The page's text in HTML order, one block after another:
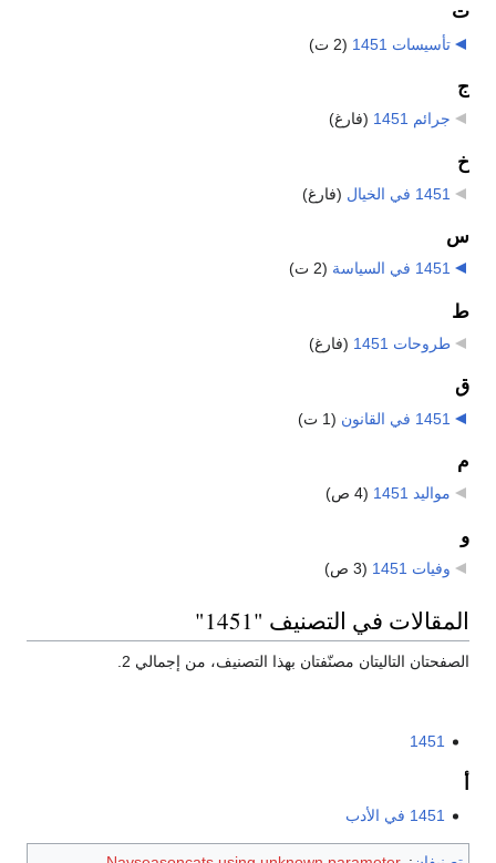
ت
تأسيسات 1451 (2 ت)
ج
جرائم 1451 (فارغ)
خ
1451 في الخيال (فارغ)
س
1451 في السياسة (2 ت)
ط
طروحات 1451 (فارغ)
ق
1451 في القانون (1 ت)
م
مواليد 1451 (4 ص)
و
وفيات 1451 (3 ص)
المقالات في التصنيف "1451"
الصفحتان التاليتان مصنّفتان بهذا التصنيف، من إجمالي 2.
1451
1451 في الأدب